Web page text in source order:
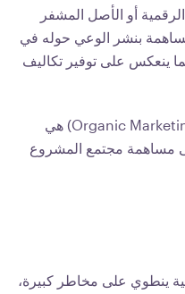
أو الأصل المشفر
بنشر الوعي حوله في
ينعكس على توفير تكاليف
تسويق عضوي (Organic Marketing) هي
مساهمة مجتمع المشروع
ينطوي على مخاطر كبيرة،